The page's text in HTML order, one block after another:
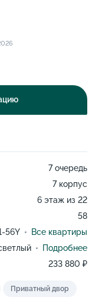
7 очередь
7 корпус
6 этаж из 22
58
56Y
Все квартиры
Подробнее
233 880 ₽
Приватный двор